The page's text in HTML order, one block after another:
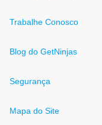
Trabalhe Conosco
Blog do GetNinjas
Segurança
Mapa do Site